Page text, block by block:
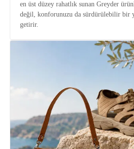
en üst düzey rahatlık sunan Greyder
değil, konforunuzu da sürdürülebilir bir
getirir.